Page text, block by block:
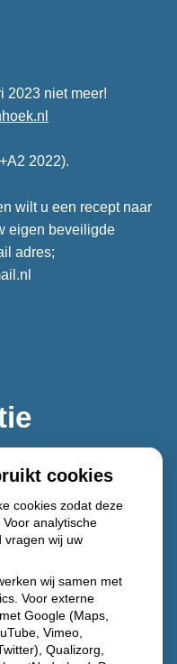
2023 niet meer!
2022).
wilt u een recept naar
eigen beveiligde
adres;
cookies
cookies zodat deze
analytische
vragen wij uw
wij samen met
Voor externe
Google (Maps,
Vimeo,
Qualizorg,